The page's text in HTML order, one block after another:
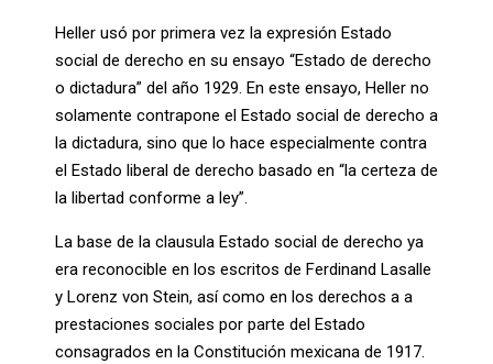
Heller usó por primera vez la expresión Estado
social de derecho en su ensayo “Estado de derecho
o dictadura” del año 1929. En este ensayo, Heller no
solamente contrapone el Estado social de derecho a
la dictadura, sino que lo hace especialmente contra
el Estado liberal de derecho basado en “la certeza de
la libertad conforme a ley”.
La base de la clausula Estado social de derecho ya
era reconocible en los escritos de Ferdinand Lasalle
y Lorenz von Stein, así como en los derechos a a
prestaciones sociales por parte del Estado
consagrados en la Constitución mexicana de 1917.